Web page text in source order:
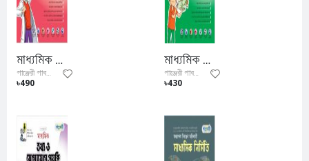
মাধ্যমিক রসায়ন (গাণিতিক সমস্যাবলি ও ব্যবহারিকসহ)
পাঞ্জেরী পাবলিকেশন্স লিমিটেড
৳490
মাধ্যমিক জীববিজ্ঞান (ব্যবহারিকসহ)
পাঞ্জেরী পাবলিকেশন্স লিমিটেড
৳430